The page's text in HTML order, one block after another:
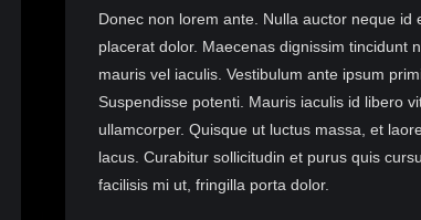
Donec non lorem ante. Nulla auctor neque
placerat dolor. Maecenas dignissim tincidunt
mauris vel iaculis. Vestibulum ante ipsum
Suspendisse potenti. Mauris iaculis id libero
ullamcorper. Quisque ut luctus massa, et
lacus. Curabitur sollicitudin et purus quis
facilisis mi ut, fringilla porta dolor.